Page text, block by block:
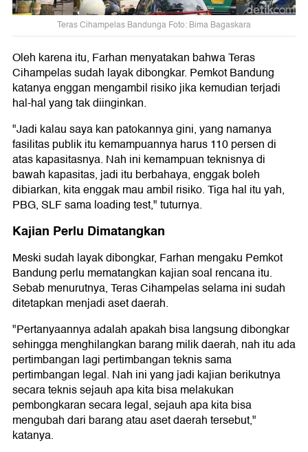
Teras Cihampelas Bandunga Foto: Bima Bagaskara
Oleh karena itu, Farhan menyatakan bahwa Teras
Cihampelas sudah layak dibongkar. Pemkot Bandung
katanya enggan mengambil risiko jika kemudian terjadi
hal-hal yang tak diinginkan.
"Jadi kalau saya kan patokannya gini, yang namanya
fasilitas publik itu kemampuannya harus 110 persen di
atas kapasitasnya. Nah ini kemampuan teknisnya di
bawah kapasitas, jadi itu berbahaya, enggak boleh
dibiarkan, kita enggak mau ambil risiko. Tiga hal itu yah,
PBG, SLF sama loading test," tuturnya.
Kajian Perlu Dimatangkan
Meski sudah layak dibongkar, Farhan mengaku Pemkot
Bandung perlu mematangkan kajian soal rencana itu.
Sebab menurutnya, Teras Cihampelas selama ini sudah
ditetapkan menjadi aset daerah.
"Pertanyaannya adalah apakah bisa langsung dibongkar
sehingga menghilangkan barang milik daerah, nah itu ada
pertimbangan lagi pertimbangan teknis sama
pertimbangan legal. Nah ini yang jadi kajian berikutnya
secara teknis sejauh apa kita bisa melakukan
pembongkaran secara legal, sejauh apa kita bisa
mengubah dari barang atau aset daerah tersebut,"
katanya.